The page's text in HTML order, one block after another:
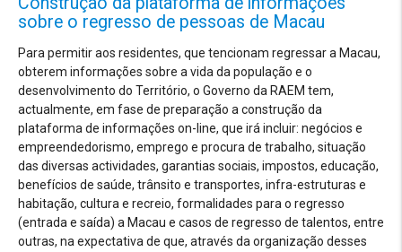
sobre o regresso de pessoas de Macau
Para permitir aos residentes, que tencionam regressar a Macau,
obterem informações sobre a vida da população e o
desenvolvimento do Território, o Governo da RAEM tem,
actualmente, em fase de preparação a construção da
plataforma de informações on-line, que irá incluir: negócios e
empreendedorismo, emprego e procura de trabalho, situação
das diversas actividades, garantias sociais, impostos, educação,
benefícios de saúde, trânsito e transportes, infra-estruturas e
habitação, cultura e recreio, formalidades para o regresso
(entrada e saída) a Macau e casos de regresso de talentos, entre
outras, na expectativa de que, através da organização desses